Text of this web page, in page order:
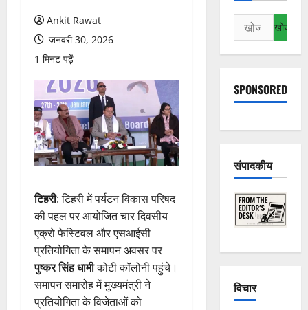
Ankit Rawat
जनवरी 30, 2026
1 मिनट पढ़ें
टिहरी: टिहरी में पर्यटन विकास परिषद
की पहल पर आयोजित चार दिवसीय
एक्रो फेस्टिवल और एसआईसी
प्रतियोगिता के समापन अवसर पर
पुष्कर सिंह धामीकोटी कॉलोनी पहुंचे।
समापन समारोह में मुख्यमंत्री ने
प्रतियोगिता के विजेताओं को
निम्न
को
खोजें:
SPONSORED
संपादकीय
विचार